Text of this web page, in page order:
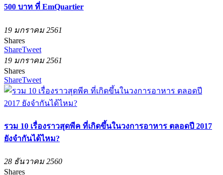
500 บาท ที่ EmQuartier
19 มกราคม 2561
Shares
ShareTweet
19 มกราคม 2561
Shares
ShareTweet
รวม 10 เรื่องราวสุดพีค ที่เกิดขึ้นในวงการอาหาร ตลอดปี 2017
ยังจำกันได้ไหม?
28 ธันวาคม 2560
Shares